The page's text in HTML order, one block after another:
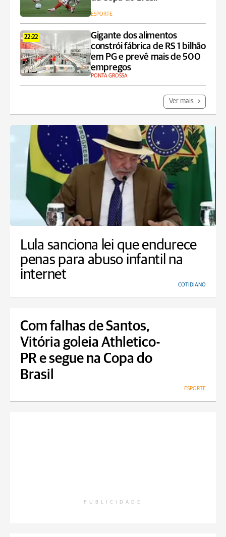
ESPORTE
22:22
Gigante dos alimentos
constrói fábrica de RS 1 bilhão
em PG e prevê mais de 500
empregos
PONTA GROSSA
Ver mais
Lula sanciona lei que endurece
penas para abuso infantil na
internet
COTIDIANO
Com falhas de Santos,
Vitória goleia Athletico-
PR e segue na Copa do
Brasil
ESPORTE
PUBLICIDADE